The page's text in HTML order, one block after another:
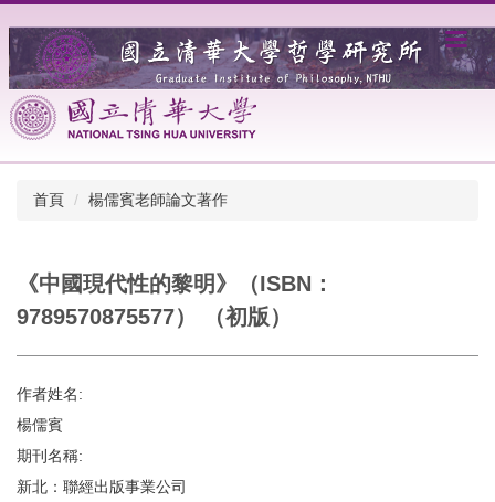
到
主
要
內
容
首頁 楊儒賓老師論文著作
《中國現代性的黎明》（ISBN：
9789570875577） （初版）
作者姓名:
楊儒賓
期刊名稱:
新北：聯經出版事業公司